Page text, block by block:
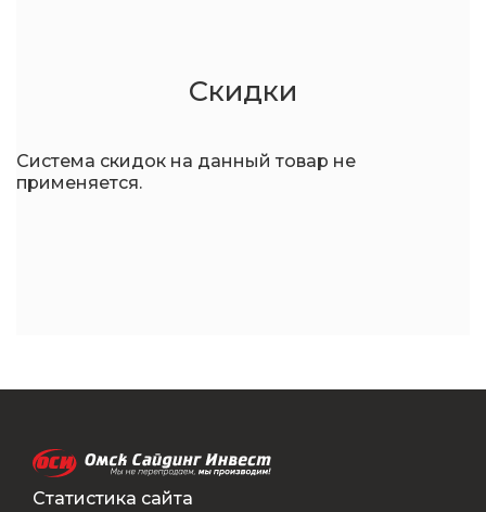
Скидки
Система скидок на данный товар не
применяется.
Статистика сайта